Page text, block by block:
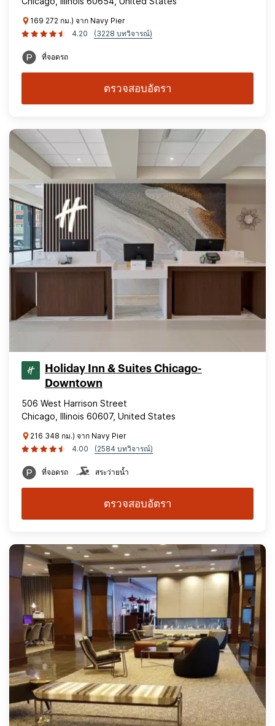
169 272 กม.) จาก Navy Pier
4.20
(3228 บทวิจารณ์)
ที่จอดรถ
ตรวจสอบอัตรา
Holiday Inn & Suites Chicago-
Downtown
506 West Harrison Street
Chicago, Illinois 60607, United States
216 348 กม.) จาก Navy Pier
4.00
(2584 บทวิจารณ์)
ที่จอดรถ สระว่ายน้ำ
ตรวจสอบอัตรา